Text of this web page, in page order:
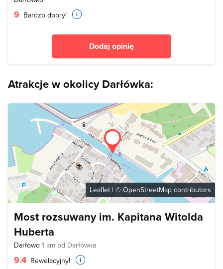
9 Bardzo dobry!
Dodaj opinię
Atrakcje w okolicy Darłówka:
Leaflet | © OpenStreetMap contributors
Most rozsuwany im. Kapitana Witolda
Huberta
Darłowo 1 km od Darłówka
9.4 Rewelacyjny!